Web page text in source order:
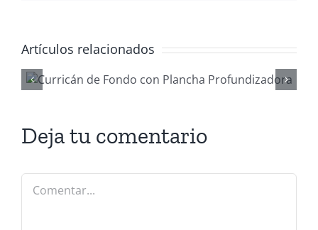
Artículos relacionados
Gestionar
waypoints
Deja tu comentario
Comentar